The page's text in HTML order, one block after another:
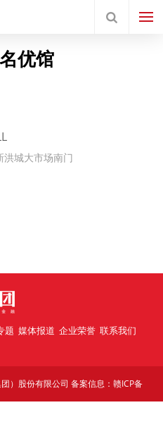
优馆
洪城大市场南门
题 媒体报道 企业荣誉 联系我们
）股份有限公司 备案信息： 赣ICP备